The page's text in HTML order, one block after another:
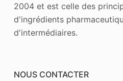
2004 et est celle des
d'ingrédients
d'intermédiaires.
NOUS CONTACTER